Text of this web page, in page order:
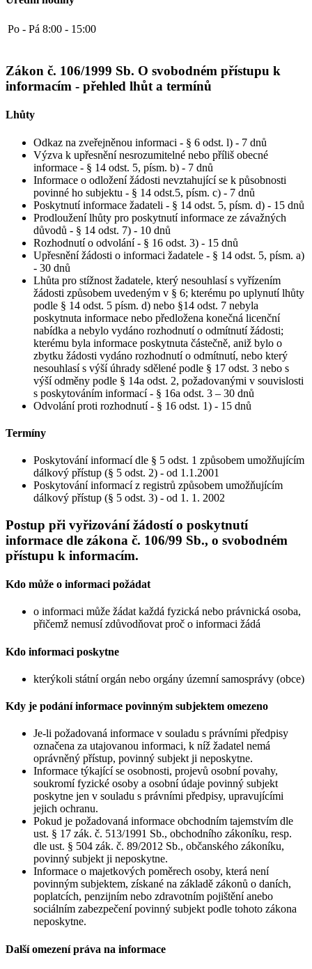
Po - Pá 8:00 - 15:00
Zákon č. 106/1999 Sb. O svobodném přístupu k
informacím - přehled lhůt a termínů
Lhůty
Odkaz na zveřejněnou informaci - § 6 odst. l) - 7 dnů
Výzva k upřesnění nesrozumitelné nebo příliš obecné
informace - § 14 odst. 5, písm. b) - 7 dnů
Informace o odložení žádosti nevztahující se k působnosti
povinné ho subjektu - § 14 odst.5, písm. c) - 7 dnů
Poskytnutí informace žadateli - § 14 odst. 5, písm. d) - 15 dnů
Prodloužení lhůty pro poskytnutí informace ze závažných
důvodů - § 14 odst. 7) - 10 dnů
Rozhodnutí o odvolání - § 16 odst. 3) - 15 dnů
Upřesnění žádosti o informaci žadatele - § 14 odst. 5, písm. a)
- 30 dnů
Lhůta pro stížnost žadatele, který nesouhlasí s vyřízením
žádosti způsobem uvedeným v § 6; kterému po uplynutí lhůty
podle § 14 odst. 5 písm. d) nebo §14 odst. 7 nebyla
poskytnuta informace nebo předložena konečná licenční
nabídka a nebylo vydáno rozhodnutí o odmítnutí žádosti;
kterému byla informace poskytnuta částečně, aniž bylo o
zbytku žádosti vydáno rozhodnutí o odmítnutí, nebo který
nesouhlasí s výší úhrady sdělené podle § 17 odst. 3 nebo s
výší odměny podle § 14a odst. 2, požadovanými v souvislosti
s poskytováním informací - § 16a odst. 3 – 30 dnů
Odvolání proti rozhodnutí - § 16 odst. 1) - 15 dnů
Termíny
Poskytování informací dle § 5 odst. 1 způsobem umožňujícím
dálkový přístup (§ 5 odst. 2) - od 1.1.2001
Poskytování informací z registrů způsobem umožňujícím
dálkový přístup (§ 5 odst. 3) - od 1. 1. 2002
Postup při vyřizování žádostí o poskytnutí
informace dle zákona č. 106/99 Sb., o svobodném
přístupu k informacím.
Kdo může o informaci požádat
o informaci může žádat každá fyzická nebo právnická osoba,
přičemž nemusí zdůvodňovat proč o informaci žádá
Kdo informaci poskytne
kterýkoli státní orgán nebo orgány územní samosprávy (obce)
Kdy je podání informace povinným subjektem omezeno
Je-li požadovaná informace v souladu s právními předpisy
označena za utajovanou informaci, k níž žadatel nemá
oprávněný přístup, povinný subjekt ji neposkytne.
Informace týkající se osobnosti, projevů osobní povahy,
soukromí fyzické osoby a osobní údaje povinný subjekt
poskytne jen v souladu s právními předpisy, upravujícími
jejich ochranu.
Pokud je požadovaná informace obchodním tajemstvím dle
ust. § 17 zák. č. 513/1991 Sb., obchodního zákoníku, resp.
dle ust. § 504 zák. č. 89/2012 Sb., občanského zákoníku,
povinný subjekt ji neposkytne.
Informace o majetkových poměrech osoby, která není
povinným subjektem, získané na základě zákonů o daních,
poplatcích, penzijním nebo zdravotním pojištění anebo
sociálním zabezpečení povinný subjekt podle tohoto zákona
neposkytne.
Další omezení práva na informace